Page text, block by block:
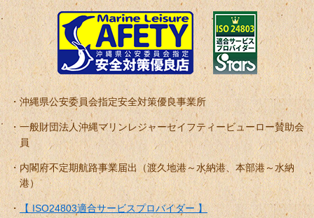
沖縄県公安委員会指定安全対策優良事業所
一般財団法人沖縄マリンレジャーセイフティービューロー賛助会
員
内閣府不定期航路事業届出（渡久地港～水納港、本部港～水納
港）
【 ISO24803適合サービスプロバイダー 】